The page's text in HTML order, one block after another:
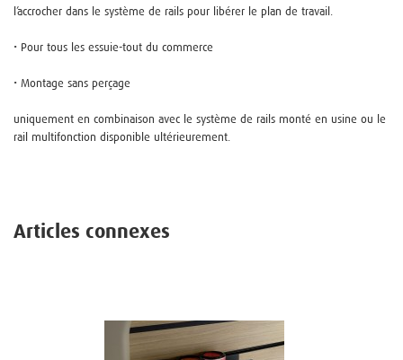
l’accrocher dans le système de rails pour libérer le plan de travail.
• Pour tous les essuie-tout du commerce
• Montage sans perçage
uniquement en combinaison avec le système de rails monté en usine ou le
rail multifonction disponible ultérieurement.
Articles connexes